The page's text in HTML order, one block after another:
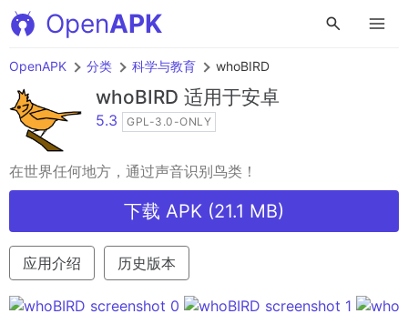
OpenAPK
OpenAPK 分类 科学与教育 whoBIRD
whoBIRD 适用于安卓
5.3 GPL-3.0-ONLY
在世界任何地方，通过声音识别鸟类！
下载 APK (21.1 MB)
应用介绍 历史版本